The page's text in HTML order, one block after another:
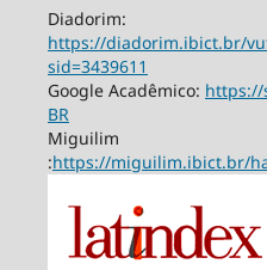
Diadorim:
https://diadorim.ibict.br/
sid=3439611
Google Acadêmico: https://
BR
Miguilim
:https://miguilim.ibict.br/